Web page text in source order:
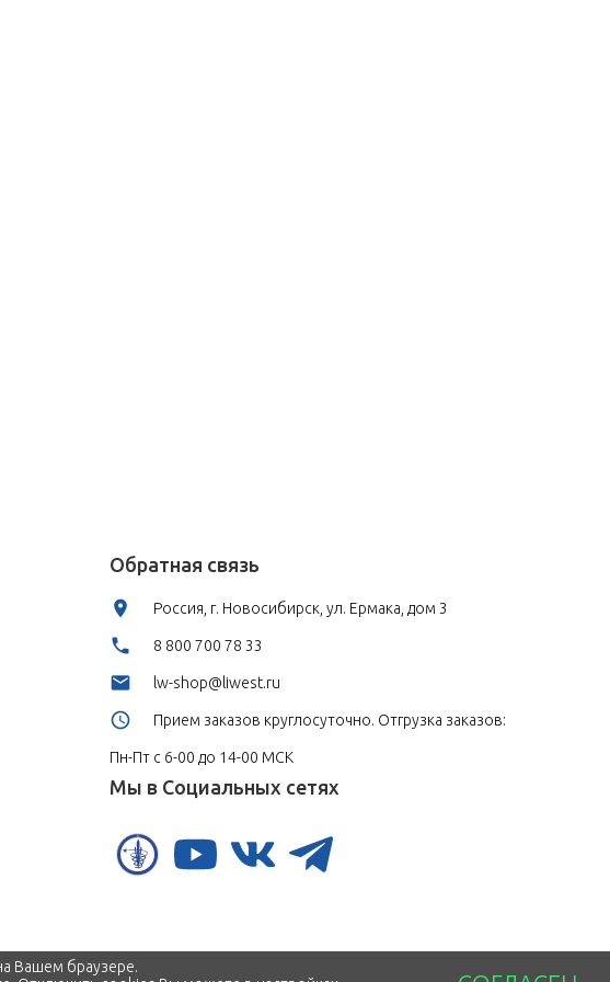
Обратная связь
Россия, г. Новосибирск, ул. Ермака, дом 3
8 800 700 78 33
lw-shop@liwest.ru
Прием заказов круглосуточно. Отгрузка заказов:
Пн-Пт с 6-00 до 14-00 МСК
Мы в Социальных сетях
Вашем браузере.